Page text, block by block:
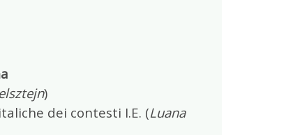
)
dei contesti I.E. (Luana